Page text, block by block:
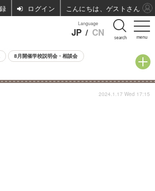
menu
Language
JP / CN search
8月開催学校説明会・相談会
2024.1.17 Wed 17:15
ログイン こんにちは、ゲストさん